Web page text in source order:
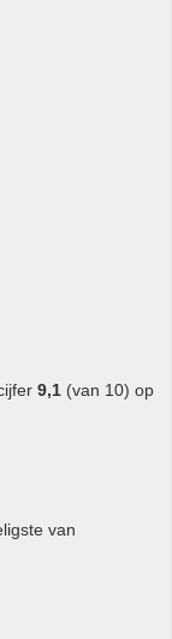
9,1 (van 10) op
van